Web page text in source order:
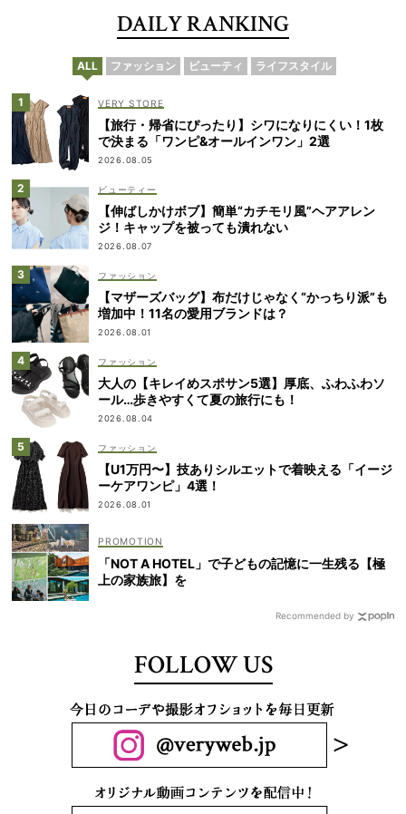
DAILY RANKING
ALL ファッション ビューティ ライフスタイル
VERY STORE
【旅行・帰省にぴったり】シワになりにくい！1枚
で決まる「ワンピ&オールインワン」2選
2026.08.05
ビューティー
【伸ばしかけボブ】簡単“カチモリ風”ヘアアレン
ジ！キャップを被っても潰れない
2026.08.07
ファッション
【マザーズバッグ】布だけじゃなく“かっちり派”も
増加中！11名の愛用ブランドは？
2026.08.01
ファッション
大人の【キレイめスポサン5選】厚底、ふわふわソ
ール…歩きやすくて夏の旅行にも！
2026.08.04
ファッション
【U1万円〜】技ありシルエットで着映える「イージ
ーケアワンピ」4選！
2026.08.01
「NOT A HOTEL」で子どもの記憶に一生残る【極
上の家族旅】を
Recommended by
FOLLOW US